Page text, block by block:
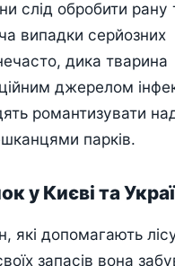
слід обробити рану
випадки серйозних
дика тварина
джерелом
романтизувати
парків.
у Києві та
які допомагають
запасів вона